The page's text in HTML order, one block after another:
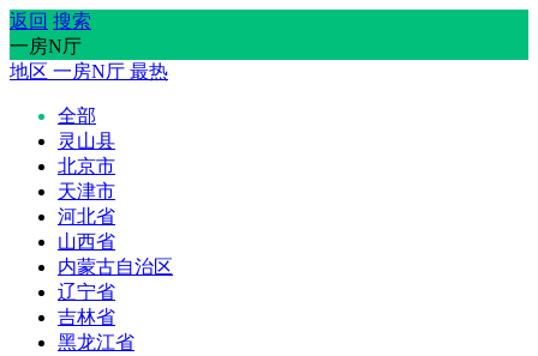
返回 搜索
一房N厅
地区 一房N厅 最热
全部
灵山县
北京市
天津市
河北省
山西省
内蒙古自治区
辽宁省
吉林省
黑龙江省